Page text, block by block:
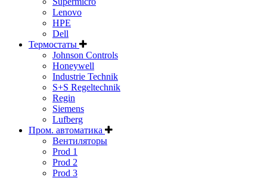
Lenovo
HPE
Dell
Термостаты
Johnson Controls
Honeywell
Industrie Technik
S+S Regeltechnik
Regin
Siemens
Lufberg
Пром. автоматика
Вентиляторы
Prod 1
Prod 2
Prod 3